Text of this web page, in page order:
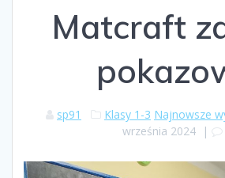
Matcraft
sp91 Klasy 1-3 Najnowsze
września 2024|